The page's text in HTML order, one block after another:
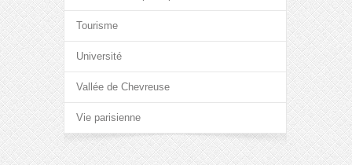
Tourisme
Université
Vallée de Chevreuse
Vie parisienne